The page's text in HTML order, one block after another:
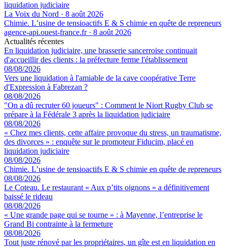
liquidation judiciaire
La Voix du Nord · 8 août 2026
Chimie. L’usine de tensioactifs E & S chimie en quête de repreneurs
agence-api.ouest-france.fr· 8 août 2026
Actualités récentes
En liquidation judiciaire, une brasserie sancerroise continuait
d'accueillir des clients : la préfecture ferme l'établissement
08/08/2026
Vers une liquidation à l'amiable de la cave coopérative Terre
d'Expression à Fabrezan ?
08/08/2026
"On a dû recruter 60 joueurs" : Comment le Niort Rugby Club se
prépare à la Fédérale 3 après la liquidation judiciaire
08/08/2026
« Chez mes clients, cette affaire provoque du stress, un traumatisme,
des divorces » : enquête sur le promoteur Fiducim, placé en
liquidation judiciaire
08/08/2026
Chimie. L’usine de tensioactifs E & S chimie en quête de repreneurs
08/08/2026
Le Coteau. Le restaurant « Aux p’tits oignons » a définitivement
baissé le rideau
08/08/2026
« Une grande page qui se tourne » : à Mayenne, l’entreprise le
Grand Bi contrainte à la fermeture
08/08/2026
Tout juste rénové par les propriétaires, un gîte est en liquidation en